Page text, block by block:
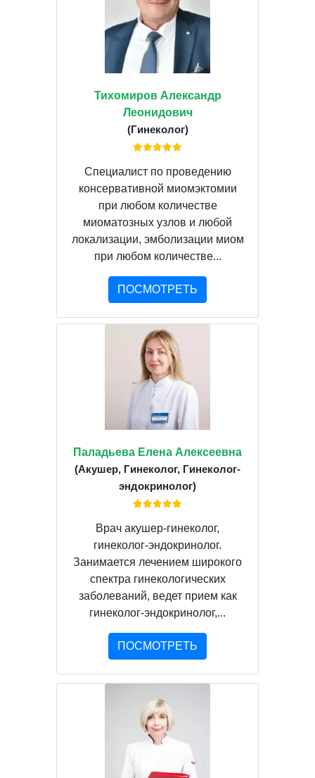
Тихомиров Александр
Леонидович
(Гинеколог)
Специалист по проведению
консервативной миомэктомии
при любом количестве
миоматозных узлов и любой
локализации, эмболизации миом
при любом количестве...
ПОСМОТРЕТЬ
Паладьева Елена Алексеевна
(Акушер, Гинеколог, Гинеколог-
эндокринолог)
Врач акушер-гинеколог,
гинеколог-эндокринолог.
Занимается лечением широкого
спектра гинекологических
заболеваний, ведет прием как
гинеколог-эндокринолог,...
ПОСМОТРЕТЬ